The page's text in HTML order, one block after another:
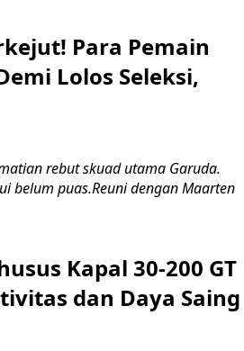
Para Pemain
Lolos Seleksi,
matian rebut skuad utama Garuda.
belum puas.Reuni dengan Maarten
Kapal 30-200 GT
dan Daya Saing